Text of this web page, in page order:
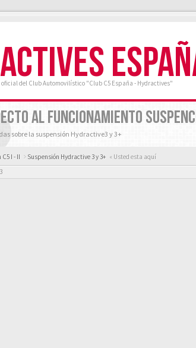
del Club Automovilístico "Club C5 España - Hydractives"
AL FUNCIONAMIENTO
sobre la suspensión Hydractive3 y 3+
I - II Suspensión Hydractive 3 y 3+ « Usted esta aquí